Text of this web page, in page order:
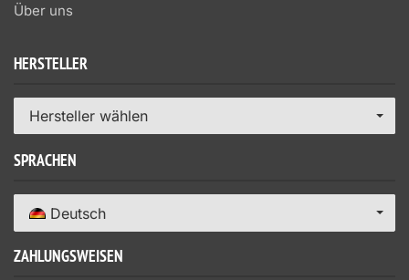
Über uns
HERSTELLER
Hersteller wählen
SPRACHEN
Deutsch
ZAHLUNGSWEISEN